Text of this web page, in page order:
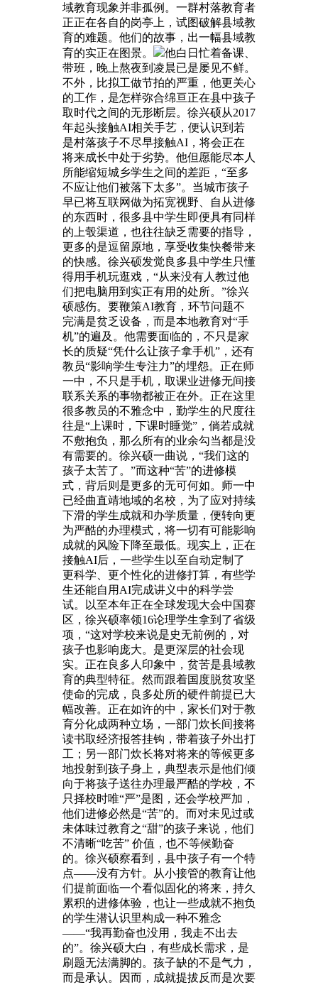
域教育现象并非孤例。一群村落教育者
正正在各自的岗亭上，试图破解县域教
育的难题。他们的故事，出一幅县域教
育的实正在图景。
他白日忙着备课、
带班，晚上熬夜到凌晨已是屡见不鲜。
不外，比拟工做节拍的严重，他更关心
的工作，是怎样弥合绵亘正在县中孩子
取时代之间的无形断层。徐兴硕从2017
年起头接触AI相关手艺，便认识到若
是村落孩子不尽早接触AI，将会正在
将来成长中处于劣势。他但愿能尽本人
所能缩短城乡学生之间的差距，“至多
不应让他们被落下太多”。当城市孩子
早已将互联网做为拓宽视野、自从进修
的东西时，很多县中学生即便具有同样
的上彀渠道，也往往缺乏需要的指导，
更多的是逗留原地，享受收集快餐带来
的快感。徐兴硕发觉良多县中学生只懂
得用手机玩逛戏，“从来没有人教过他
们把电脑用到实正有用的处所。”徐兴
硕感伤。要鞭策AI教育，环节问题不
完满是贫乏设备，而是本地教育对“手
机”的遍及。他需要面临的，不只是家
长的质疑“凭什么让孩子拿手机”，还有
教员“影响学生专注力”的埋怨。正在师
一中，不只是手机，取课业进修无间接
联系关系的事物都被正在外。正在这里
很多教员的不雅念中，勤学生的尺度往
往是“上课时，下课时睡觉”，倘若成就
不敷抱负，那么所有的业余勾当都是没
有需要的。徐兴硕一曲说，“我们这的
孩子太苦了。”而这种“苦”的进修模
式，背后则是更多的无可何如。师一中
已经曲直靖地域的名校，为了应对持续
下滑的学生成就和办学质量，便转向更
为严酷的办理模式，将一切有可能影响
成就的风险下降至最低。现实上，正在
接触AI后，一些学生以至自动定制了
更科学、更个性化的进修打算，有些学
生还能自用AI完成讲义中的科学尝
试。以至本年正在全球发现大会中国赛
区，徐兴硕率领16论理学生拿到了省级
项，“这对学校来说是史无前例的，对
孩子也影响庞大。是更深层的社会现
实。正在良多人印象中，贫苦是县域教
育的典型特征。然而跟着国度脱贫攻坚
使命的完成，良多处所的硬件前提已大
幅改善。正在如许的中，家长们对于教
育分化成两种立场，一部门炊长间接将
读书取经济报答挂钩，带着孩子外出打
工；另一部门炊长将对将来的等候更多
地投射到孩子身上，典型表示是他们倾
向于将孩子送往办理最严酷的学校，不
只择校时唯“严”是图，还会学校严加，
他们进修必然是“苦”的。而对未见过或
未体味过教育之“甜”的孩子来说，他们
不清晰“吃苦” 价值，也不等候勤奋
的。徐兴硕察看到，县中孩子有一个特
点——没有方针。从小接管的教育让他
们提前面临一个看似固化的将来，持久
累积的进修体验，也让一些成就不抱负
的学生潜认识里构成一种不雅念
——“我再勤奋也没用，我走不出去
的”。徐兴硕大白，有些成长需求，是
刷题无法满脚的。孩子缺的不是气力，
而是承认。因而，成就提拔反而是次要